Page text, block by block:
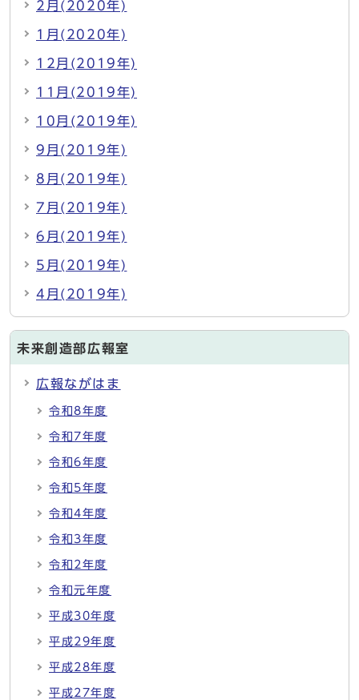
2月(2020年)
1月(2020年)
12月(2019年)
11月(2019年)
10月(2019年)
9月(2019年)
8月(2019年)
7月(2019年)
6月(2019年)
5月(2019年)
4月(2019年)
未来創造部広報室
広報ながはま
令和8年度
令和7年度
令和6年度
令和5年度
令和4年度
令和3年度
令和2年度
令和元年度
平成30年度
平成29年度
平成28年度
平成27年度